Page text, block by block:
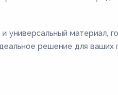
материал,
решение для ваших